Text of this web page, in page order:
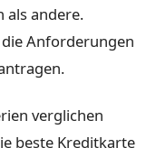
als andere.
die Anforderungen
verglichen
beste Kreditkarte